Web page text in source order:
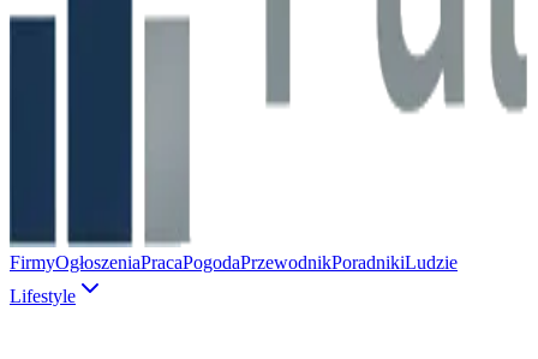
FirmyOgłoszeniaPracaPogodaPrzewodnikPoradnikiLudzie
Lifestyle